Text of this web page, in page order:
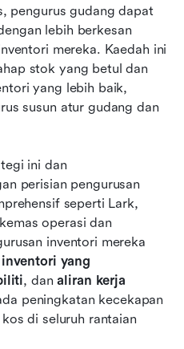
pengurus gudang dapat
lebih berkesan
mereka. Kaedah ini
stok yang betul dan
yang lebih baik,
susun atur gudang dan
ini dan
perisian pengurusan
seperti Lark,
operasi dan
inventori mereka
yang
, dan aliran kerja
peningkatan kecekapan
di seluruh rantaian